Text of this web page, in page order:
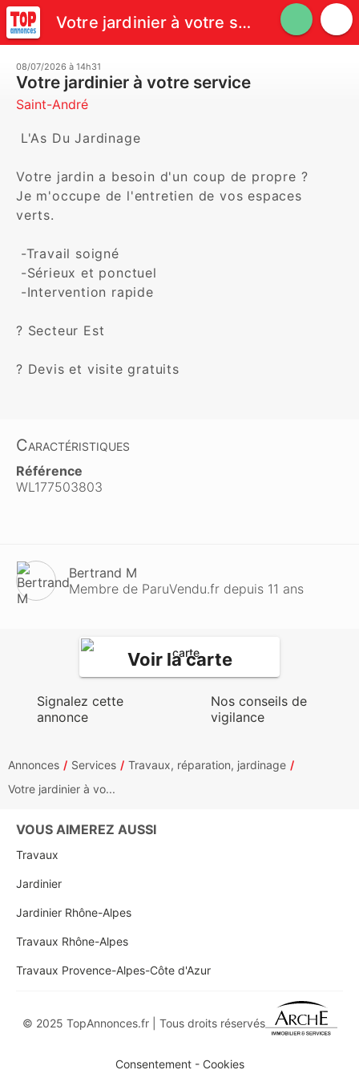
Votre jardinier à votre service
08/07/2026 à 14h31
Votre jardinier à votre service
Saint-André
Votre jardin a besoin d'un coup de propre ?
Je m'occupe de l'entretien de vos espaces
verts.
? Secteur Est
? Devis et visite gratuits
Caractéristiques
Référence
WL177503803
Bertrand M
Membre de ParuVendu.fr depuis 11 ans
Voir la carte
Signalez cette
annonce
Nos conseils de
vigilance
Annonces Services
Travaux, réparation, jardinage
Votre jardinier à vo...
VOUS AIMEREZ AUSSI
Travaux
Jardinier
Jardinier Rhône-Alpes
Travaux Rhône-Alpes
Travaux Provence-Alpes-Côte d'Azur
© 2025 TopAnnonces.fr | Tous droits réservés
Consentement - Cookies